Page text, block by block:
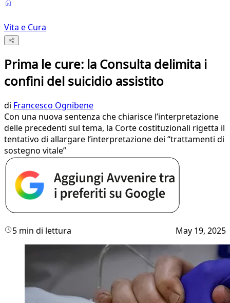
Vita e Cura
Prima le cure: la Consulta delimita i
confini del suicidio assistito
di Francesco Ognibene
Con una nuova sentenza che chiarisce l’interpretazione
delle precedenti sul tema, la Corte costituzionali rigetta il
tentativo di allargare l’interpretazione dei “trattamenti di
sostegno vitale”
5 min di lettura May 19, 2025